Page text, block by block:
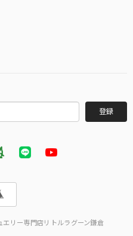
登録
リー専門店リトルラグーン鎌倉